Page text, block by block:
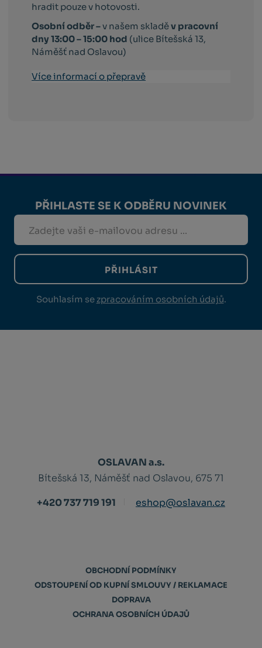
hradit pouze v hotovosti.
Osobní odběr –v našem skladěv pracovní
dny 13:00 – 15:00 hod (ulice Bítešská 13,
Náměšť nad Oslavou)
Více informací o přepravě
PŘIHLASTE SE K ODBĚRU NOVINEK
PŘIHLÁSIT
Souhlasím se zpracováním osobních údajů.
OSLAVAN a.s.
Bítešská 13, Náměšť nad Oslavou, 675 71
+420 737 719 191
eshop@oslavan.cz
OBCHODNÍ PODMÍNKY
ODSTOUPENÍ OD KUPNÍ SMLOUVY / REKLAMACE
DOPRAVA
OCHRANA OSOBNÍCH ÚDAJŮ